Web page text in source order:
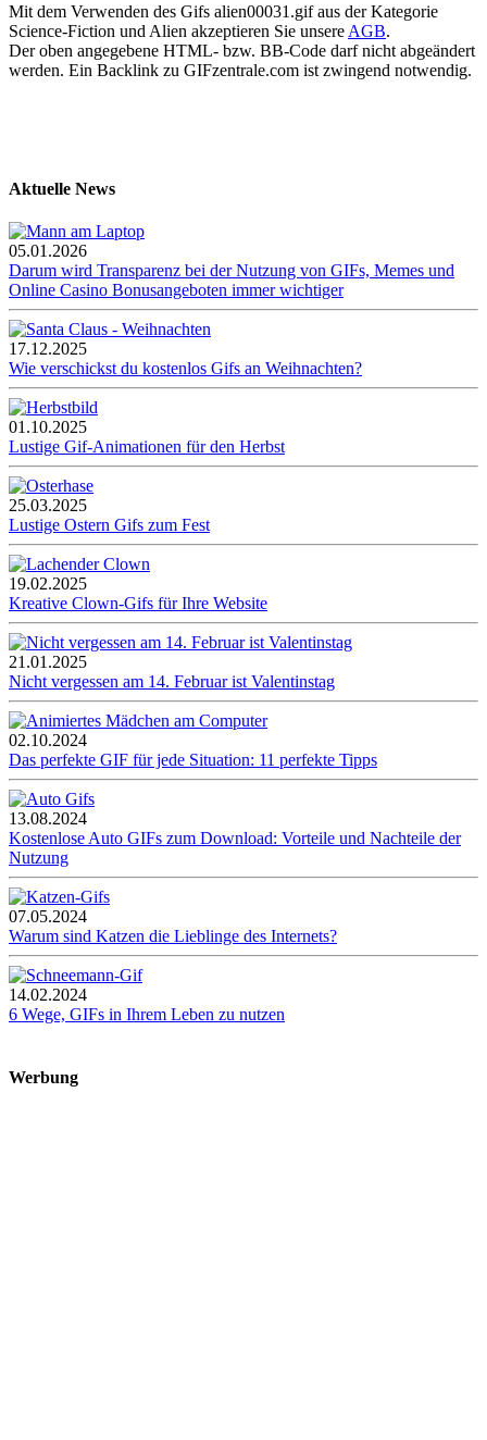
Mit dem Verwenden des Gifs alien00031.gif aus der Kategorie
Science-Fiction und Alien akzeptieren Sie unsere AGB.
Der oben angegebene HTML- bzw. BB-Code darf nicht abgeändert
werden. Ein Backlink zu GIFzentrale.com ist zwingend notwendig.
Aktuelle News
05.01.2026
Darum wird Transparenz bei der Nutzung von GIFs, Memes und
Online Casino Bonusangeboten immer wichtiger
17.12.2025
Wie verschickst du kostenlos Gifs an Weihnachten?
01.10.2025
Lustige Gif-Animationen für den Herbst
25.03.2025
Lustige Ostern Gifs zum Fest
19.02.2025
Kreative Clown-Gifs für Ihre Website
21.01.2025
Nicht vergessen am 14. Februar ist Valentinstag
02.10.2024
Das perfekte GIF für jede Situation: 11 perfekte Tipps
13.08.2024
Kostenlose Auto GIFs zum Download: Vorteile und Nachteile der
Nutzung
07.05.2024
Warum sind Katzen die Lieblinge des Internets?
14.02.2024
6 Wege, GIFs in Ihrem Leben zu nutzen
Werbung